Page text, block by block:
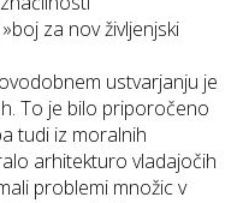
za nov življenjski
ustvarjanju je
To je bilo priporočeno
tudi iz moralnih
arhitekturo vladajočih
problemi množic v